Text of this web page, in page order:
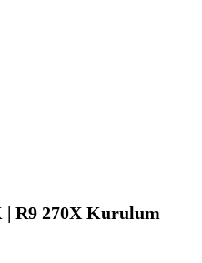
| R9 270X Kurulum